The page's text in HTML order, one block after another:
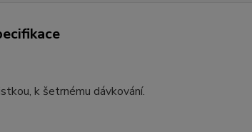
k šetrnému dávkování.